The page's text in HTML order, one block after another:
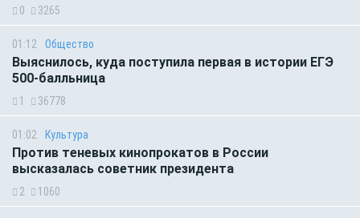
0 3265
01:12 Общество
Выяснилось, куда поступила первая в истории ЕГЭ
500-балльница
1 36778
01:02 Культура
Против теневых кинопрокатов в России
высказалась советник президента
2 1060